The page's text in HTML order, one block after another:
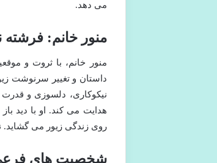
می دهد.
منور خانم: فرشته
منور خانم، با ثروت و
داستان و تغییر سرنوشت
نیکوکاری، دلسوزی و
هدایت می کند. او با دید
روی زندگی زیور می گشاید.
شخصیت های فرعی